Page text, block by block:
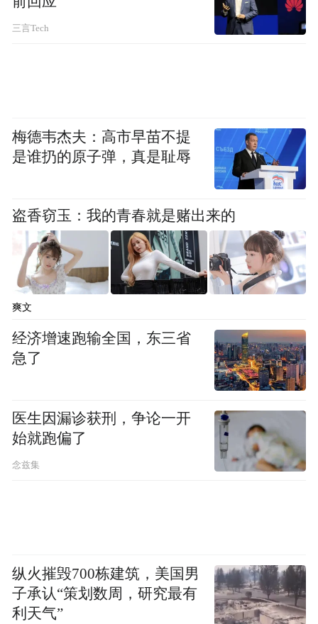
三言Tech
梅德韦杰夫：高市早苗不提
是谁扔的原子弹，真是耻辱
盗香窃玉：我的青春就是赌出来的
爽文
经济增速跑输全国，东三省
急了
医生因漏诊获刑，争论一开
始就跑偏了
念兹集
纵火摧毁700栋建筑，美国男
子承认“策划数周，研究最有
利天气”